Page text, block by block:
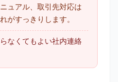
ュアル、取引先対応は
がすっきりします。
なくてもよい社内連絡